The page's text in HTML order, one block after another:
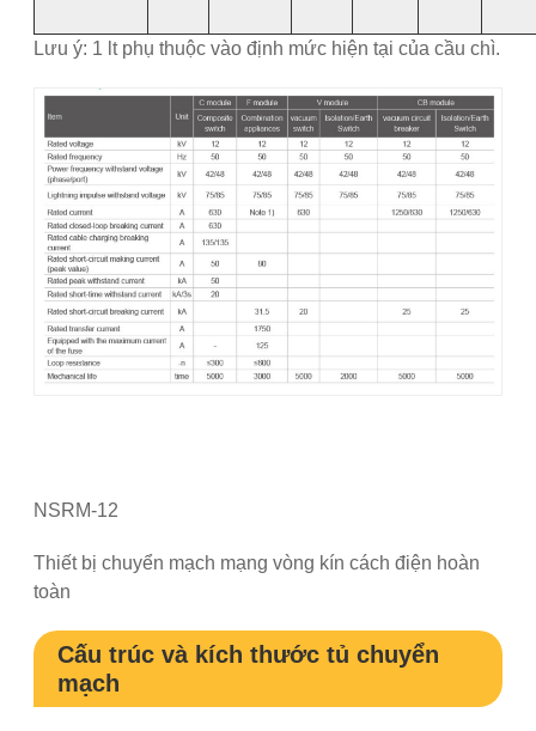
Lưu ý: 1 lt phụ thuộc vào định mức hiện tại của cầu chì.
NSRM-12
Thiết bị chuyển mạch mạng vòng kín cách điện hoàn
toàn
Cấu trúc và kích thước tủ chuyển
mạch